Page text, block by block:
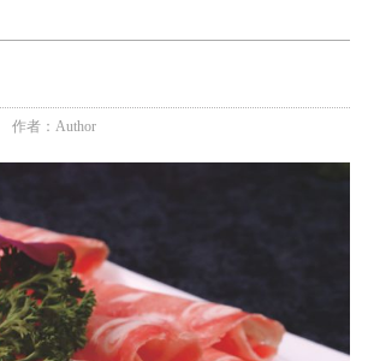
作者：Author